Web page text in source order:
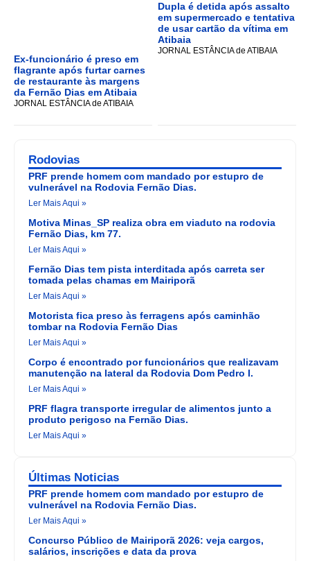
Ex-funcionário é preso em
flagrante após furtar carnes
de restaurante às margens
da Fernão Dias em Atibaia
JORNAL ESTÂNCIA de ATIBAIA
Dupla é detida após assalto
em supermercado e tentativa
de usar cartão da vítima em
Atibaia
JORNAL ESTÂNCIA de ATIBAIA
Rodovias
PRF prende homem com mandado por estupro de
vulnerável na Rodovia Fernão Dias.
Ler Mais Aqui »
Motiva Minas_SP realiza obra em viaduto na rodovia
Fernão Dias, km 77.
Ler Mais Aqui »
Fernão Dias tem pista interditada após carreta ser
tomada pelas chamas em Mairiporã
Ler Mais Aqui »
Motorista fica preso às ferragens após caminhão
tombar na Rodovia Fernão Dias
Ler Mais Aqui »
Corpo é encontrado por funcionários que realizavam
manutenção na lateral da Rodovia Dom Pedro I.
Ler Mais Aqui »
PRF flagra transporte irregular de alimentos junto a
produto perigoso na Fernão Dias.
Ler Mais Aqui »
Últimas Noticias
PRF prende homem com mandado por estupro de
vulnerável na Rodovia Fernão Dias.
Ler Mais Aqui »
Concurso Público de Mairiporã 2026: veja cargos,
salários, inscrições e data da prova